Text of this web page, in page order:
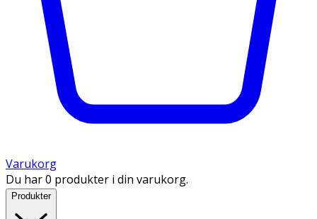
Varukorg
Du har 0 produkter i din varukorg.
Produkter